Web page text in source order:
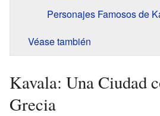
Personajes Famosos de
Véase también
Kavala: Una Ciudad
Grecia